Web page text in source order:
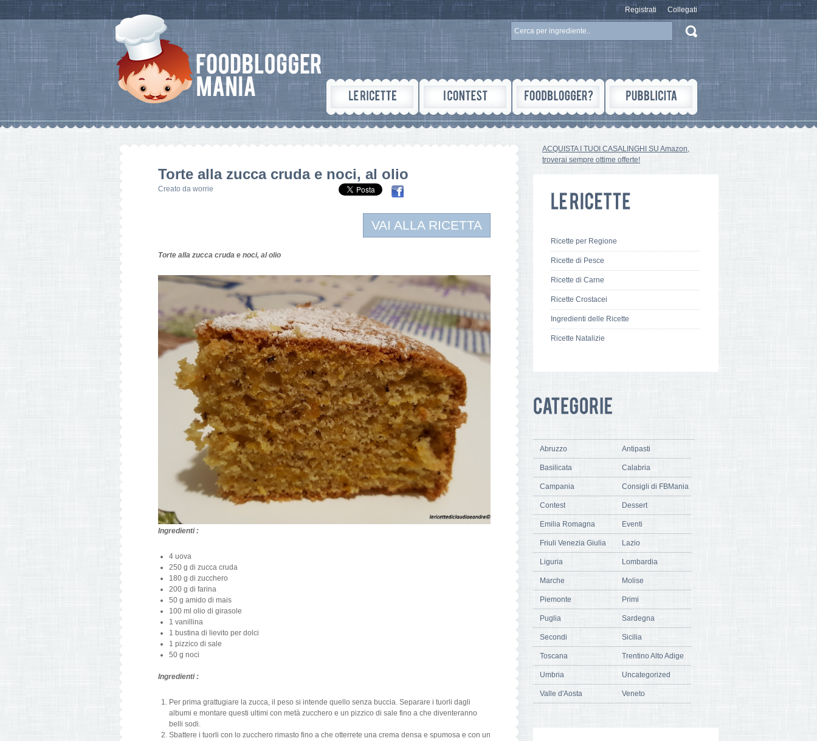
Registrati Collegati
Torte alla zucca cruda e noci, al olio
Creato da worrie
VAI ALLA RICETTA
Torte alla zucca cruda e noci, al olio
Ingredienti :
4 uova
250 g di zucca cruda
180 g di zucchero
200 g di farina
50 g amido di mais
100 ml olio di girasole
1 vanillina
1 bustina di lievito per dolci
1 pizzico di sale
50 g noci
Ingredienti :
Per prima grattugiare la zucca, il peso si intende quello senza buccia. Separare i tuorli dagli
albumi e montare questi ultimi con metà zucchero e un pizzico di sale fino a che diventeranno
belli sodi.
Sbattere i tuorli con lo zucchero rimasto fino a che otterrete una crema densa e spumosa e con un
ACQUISTA I TUOI CASALINGHI SU Amazon,
troverai sempre ottime offerte!
Ricette per Regione
Ricette di Pesce
Ricette di Carne
Ricette Crostacei
Ingredienti delle Ricette
Ricette Natalizie
Abruzzo Antipasti
Basilicata Calabria
Campania Consigli di FBMania
Contest Dessert
Emilia Romagna Eventi
Friuli Venezia Giulia Lazio
Liguria Lombardia
Marche Molise
Piemonte Primi
Puglia Sardegna
Secondi Sicilia
Toscana Trentino Alto Adige
Umbria Uncategorized
Valle d'Aosta Veneto